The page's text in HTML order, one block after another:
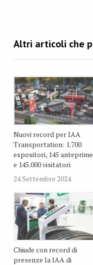
Nuovi record per IAA
Transportation: 1.700
espositori, 145 anteprime
e 145.000 visitatori
24 Settembre 2024
Chiude con record di
presenze la IAA di